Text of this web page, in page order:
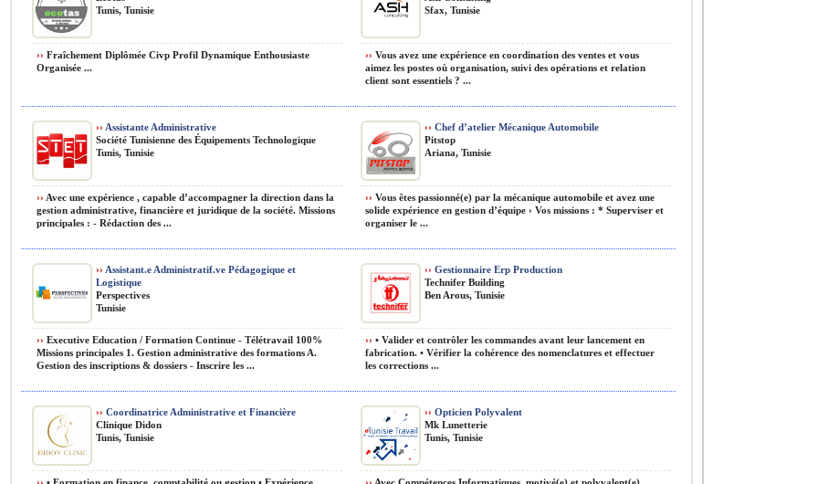
Tunis, Tunisie
›› Fraîchement Diplômée Civp Profil Dynamique Enthousiaste
Organisée ...
Sfax, Tunisie
›› Vous avez une expérience en coordination des ventes et vous
aimez les postes où organisation, suivi des opérations et relation
client sont essentiels ? ...
›› Assistante Administrative
Société Tunisienne des Équipements Technologique
Tunis, Tunisie
›› Avec une expérience , capable d’accompagner la direction dans la
gestion administrative, financière et juridique de la société. Missions
principales : - Rédaction des ...
›› Chef d’atelier Mécanique Automobile
Pitstop
Ariana, Tunisie
›› Vous êtes passionné(e) par la mécanique automobile et avez une
solide expérience en gestion d’équipe › Vos missions : * Superviser et
organiser le ...
›› Assistant.e Administratif.ve Pédagogique et
Logistique
Perspectives
Tunisie
›› Executive Education / Formation Continue - Télétravail 100%
Missions principales 1. Gestion administrative des formations A.
Gestion des inscriptions & dossiers - Inscrire les ...
›› Gestionnaire Erp Production
Technifer Building
Ben Arous, Tunisie
›› • Valider et contrôler les commandes avant leur lancement en
fabrication. • Vérifier la cohérence des nomenclatures et effectuer
les corrections ...
›› Coordinatrice Administrative et Financière
Clinique Didon
Tunis, Tunisie
›› Opticien Polyvalent
Mk Lunetterie
Tunis, Tunisie